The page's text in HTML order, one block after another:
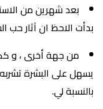
بعد شهرين من
بدأت الاحظ ان آثار حب
من جهة أخرى ، و
يسهل على البشرة
بالنسبة لي.